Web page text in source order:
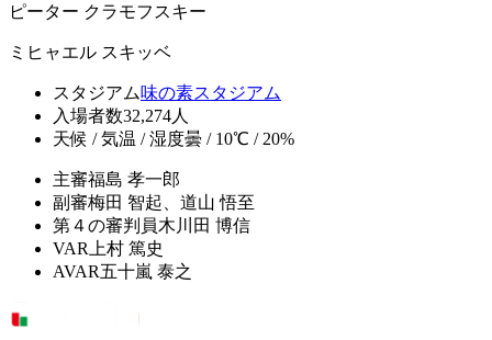
ピーター クラモフスキー
ミヒャエル スキッベ
スタジアム味の素スタジアム
入場者数32,274人
天候 / 気温 / 湿度曇 / 10℃ / 20%
主審福島 孝一郎
副審梅田 智起、道山 悟至
第４の審判員木川田 博信
VAR 上村 篤史
AVAR五十嵐 泰之